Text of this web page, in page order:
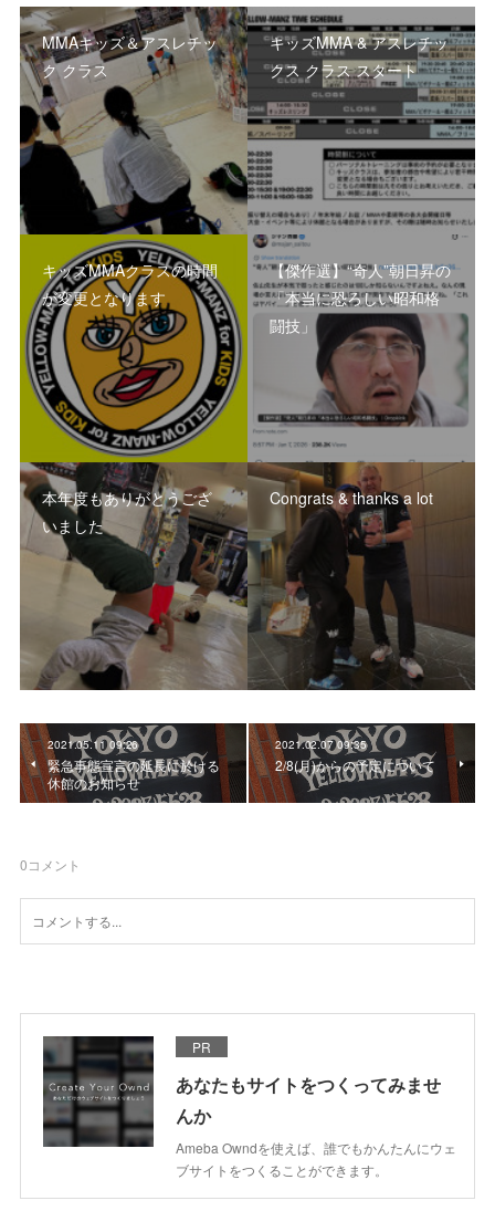
MMAキッズ＆アスレチッ
ク クラス
キッズMMA & アスレチッ
クス クラス スタート
キッズMMAクラスの時間
が変更となります
【傑作選】“奇人”朝日昇の
「本当に恐ろしい昭和格
闘技」
本年度もありがとうござ
いました
Congrats & thanks a lot
2021.05.11 09:26
緊急事態宣言の延長に於ける
休館のお知らせ
2021.02.07 09:35
2/8(月)からの予定について
0コメント
PR
あなたもサイトをつくってみませ
んか
Ameba Owndを使えば、誰でもかんたんにウェ
ブサイトをつくることができます。